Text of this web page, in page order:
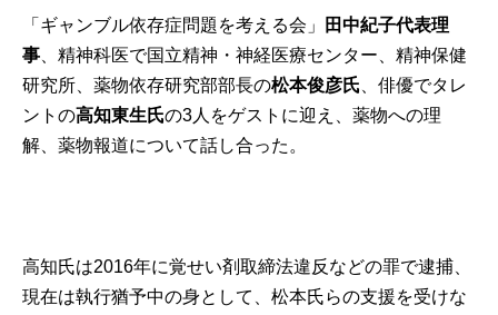
「ギャンブル依存症問題を考える会」
田中紀子代表理
事 、精神科医で国立精神・神経医療センター、精神保健
研究所、薬物依存研究部部長の松本俊彦氏 、俳優でタレ
ントの高知東生氏の3人をゲストに迎え、薬物への理
解、薬物報道について話し合った。
高知氏は2016年に覚せい剤取締法違反などの罪で逮捕、
現在は執行猶予中の身として、松本氏らの支援を受けな